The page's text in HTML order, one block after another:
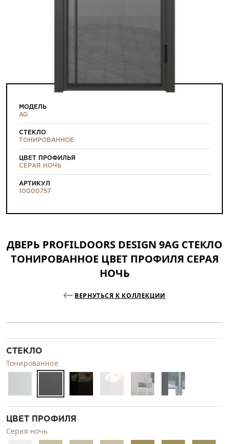
МОДЕЛЬ
AG
СТЕКЛО
ТОНИРОВАННОЕ
ЦВЕТ ПРОФИЛЬЯ
СЕРАЯ НОЧЬ
АРТИКУЛ
10000757
ДВЕРЬ PROFILDOORS DESIGN 9AG СТЕКЛО
ТОНИРОВАННОЕ ЦВЕТ ПРОФИЛЯ СЕРАЯ
НОЧЬ
ВЕРНУТЬСЯ К КОЛЛЕКЦИИ
СТЕКЛО
Тонированное
ЦВЕТ ПРОФИЛЯ
Серая ночь